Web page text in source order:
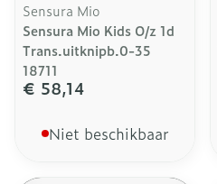
Sensura Mio
Sensura Mio Kids O/z 1d
Trans.uitknipb.0-35
18711
€ 58,14
Niet beschikbaar